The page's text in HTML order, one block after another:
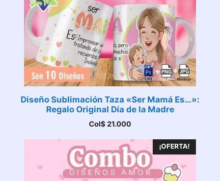
Diseño Sublimación Taza «Ser Mamá Es…»:
Regalo Original Día de la Madre
Col$ 21.000
¡OFERTA!